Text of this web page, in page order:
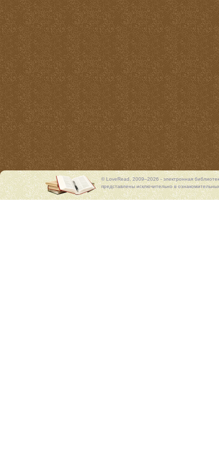
© LoveRead, 2009–2026 - электронная
представлены исключительно в